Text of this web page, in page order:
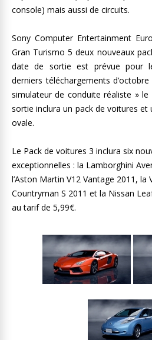
console) mais aussi de circuits.
Sony Computer Entertainment
Gran Turismo 5 deux nouveaux
date de sortie est prévue pour
derniers téléchargements
simulateur de conduite réaliste »
sortie inclura un pack de voitures et
ovale.
Le Pack de voitures 3 inclura six
exceptionnelles : la Lamborghini
l’Aston Martin V12 Vantage 2011, la
Countryman S 2011 et la Nissan
au tarif de 5,99€.